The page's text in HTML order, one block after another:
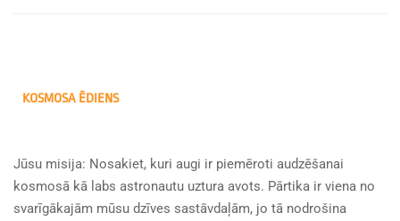
KOSMOSA ĒDIENS
Jūsu misija: Nosakiet, kuri augi ir piemēroti audzēšanai
kosmosā kā labs astronautu uztura avots. Pārtika ir viena no
svarīgākajām mūsu dzīves sastāvdaļām, jo tā nodrošina